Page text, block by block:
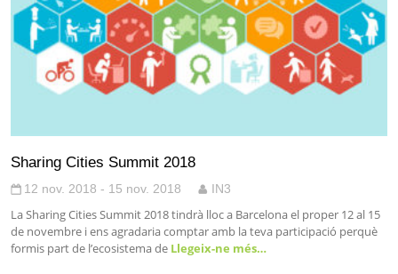
Sharing Cities Summit 2018
12 nov. 2018 - 15 nov. 2018 IN3
La Sharing Cities Summit 2018 tindrà lloc a Barcelona el proper 12 al 15
de novembre i ens agradaria comptar amb la teva participació perquè
formis part de l’ecosistema de Llegeix-ne més…